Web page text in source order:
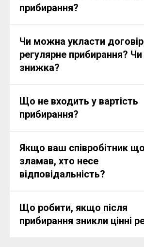
прибирання?
Чи можна укласти
регулярне прибирання?
знижка?
Що не входить у вартість
прибирання?
Якщо ваш співробітник
зламав, хто несе
відповідальність?
Що робити, якщо після
прибирання зникли цінні